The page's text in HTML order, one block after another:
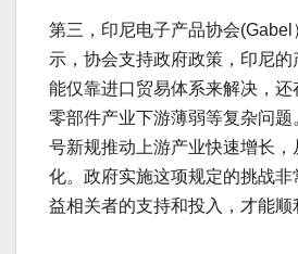
第三，印尼电子产品协会
示，协会支持政府政策，印尼
能仅靠进口贸易体系来解决，
零部件产业下游薄弱等复杂问
号新规推动上游产业快速增长
化。政府实施这项规定的挑战非
益相关者的支持和投入，才能顺